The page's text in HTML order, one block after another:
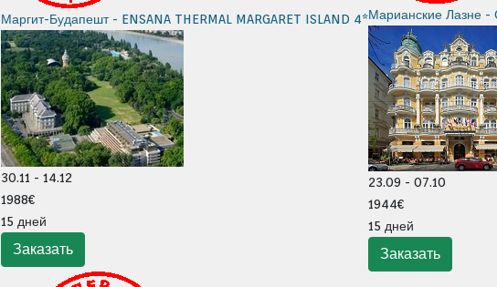
Маргит-Будапешт - ENSANA THERMAL MARGARET ISLAND 4*
30.11 - 14.12
1988€
15 дней
Марианские Лазне -
23.09 - 07.10
1944€
15 дней